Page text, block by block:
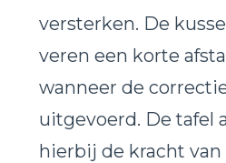
versterken. De
veren een korte
wanneer de
uitgevoerd. De tafel
hierbij de kracht